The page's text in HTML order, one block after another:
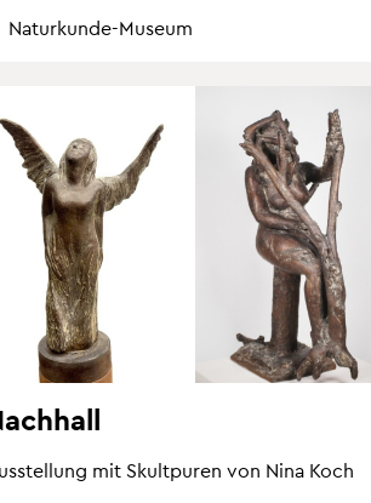
Na­tur­kun­de-Mu­se­um
mit Skultpu­ren von Nina Koch